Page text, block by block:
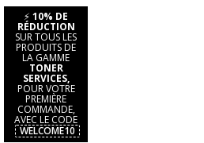
⚡ 10% DE
RÉDUCTION
SUR TOUS LES
PRODUITS DE
LA GAMME
TONER
SERVICES,
POUR VOTRE
PREMIÈRE
COMMANDE,
AVEC LE CODE
WELCOME10